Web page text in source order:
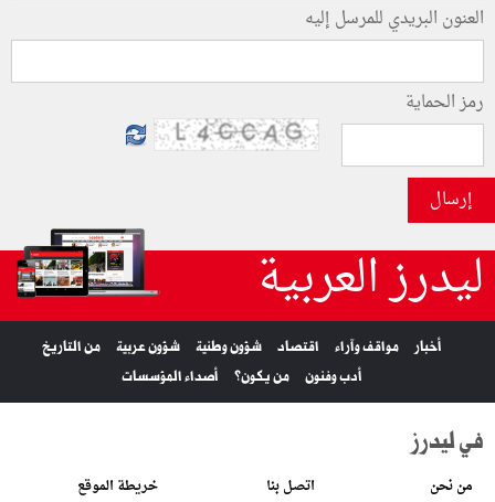
العنون البريدي للمرسل إليه
رمز الحماية
إرسال
ليدرز العربية
أخبار مواقف وآراء اقتصاد شؤون وطنية شؤون عربية
من التاريخ
أدب وفنون
من يكون؟ أصداء المؤسسات
في ليدرز
من نحن اتصل بنا خريطة الموقع